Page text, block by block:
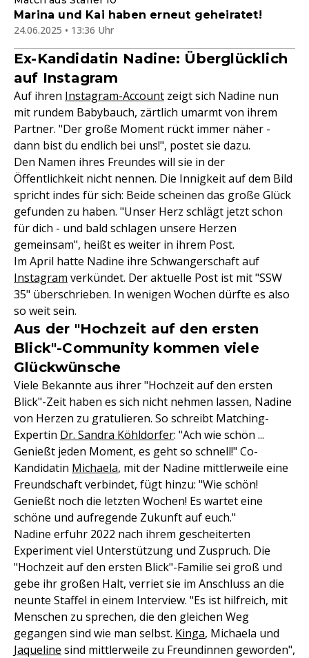
Marina und Kai haben erneut geheiratet!
24.06.2025 • 13:36 Uhr
Ex-Kandidatin Nadine: Überglücklich
auf Instagram
Auf ihren Instagram-Account zeigt sich Nadine nun
mit rundem Babybauch, zärtlich umarmt von ihrem
Partner. "Der große Moment rückt immer näher -
dann bist du endlich bei uns!", postet sie dazu.
Den Namen ihres Freundes will sie in der
Öffentlichkeit nicht nennen. Die Innigkeit auf dem Bild
spricht indes für sich: Beide scheinen das große Glück
gefunden zu haben. "Unser Herz schlägt jetzt schon
für dich - und bald schlagen unsere Herzen
gemeinsam", heißt es weiter in ihrem Post.
Im April hatte Nadine ihre Schwangerschaft auf
Instagram verkündet. Der aktuelle Post ist mit "SSW
35" überschrieben. In wenigen Wochen dürfte es also
so weit sein.
Aus der "Hochzeit auf den ersten
Blick"-Community kommen viele
Glückwünsche
Viele Bekannte aus ihrer "Hochzeit auf den ersten
Blick"-Zeit haben es sich nicht nehmen lassen, Nadine
von Herzen zu gratulieren. So schreibt Matching-
Expertin Dr. Sandra Köhldorfer: "Ach wie schön ...
Genießt jeden Moment, es geht so schnell!" Co-
Kandidatin Michaela, mit der Nadine mittlerweile eine
Freundschaft verbindet, fügt hinzu: "Wie schön!
Genießt noch die letzten Wochen! Es wartet eine
schöne und aufregende Zukunft auf euch."
Nadine erfuhr 2022 nach ihrem gescheiterten
Experiment viel Unterstützung und Zuspruch. Die
"Hochzeit auf den ersten Blick"-Familie sei groß und
gebe ihr großen Halt, verriet sie im Anschluss an die
neunte Staffel in einem Interview. "Es ist hilfreich, mit
Menschen zu sprechen, die den gleichen Weg
gegangen sind wie man selbst. Kinga, Michaela und
Jaqueline sind mittlerweile zu Freundinnen geworden",